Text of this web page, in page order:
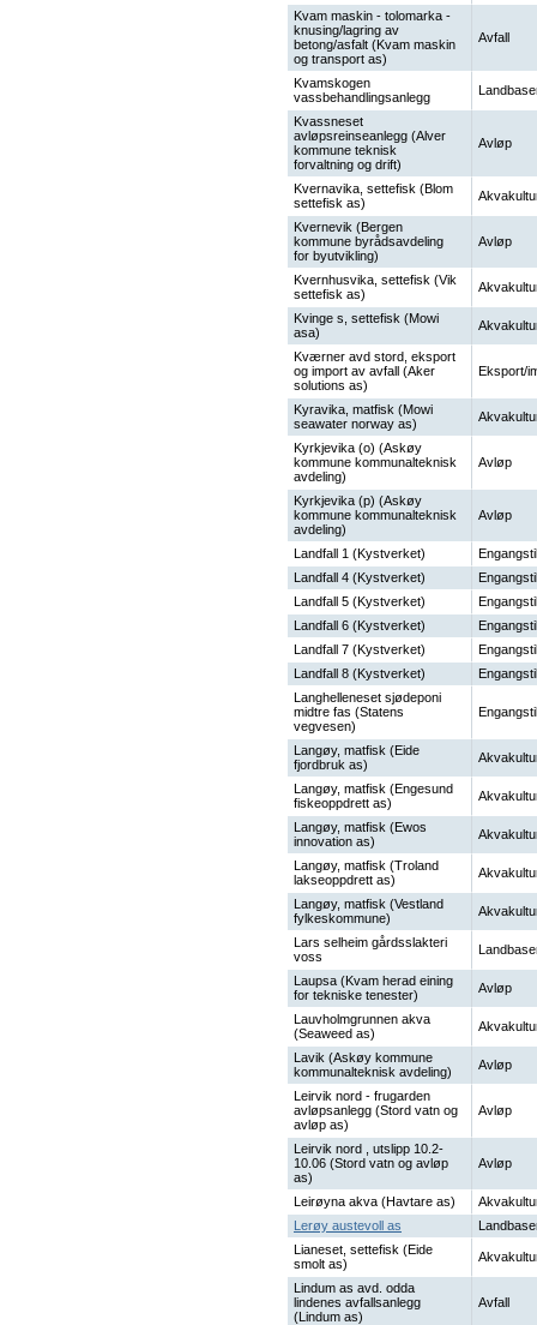
Kvam maskin - tolomarka -
knusing/lagring av
betong/asfalt (Kvam maskin
og transport as)
Avfall
Kvamskogen
vassbehandlingsanlegg
Kvassneset
avløpsreinseanlegg (Alver
kommune teknisk
forvaltning og drift)
Avløp
Kvernavika, settefisk (Blom
settefisk as)
Kvernevik (Bergen
kommune byrådsavdeling
for byutvikling)
Avløp
Kvernhusvika, settefisk (Vik
settefisk as)
Kvinge s, settefisk (Mowi
asa)
Kværner avd stord, eksport
og import av avfall (Aker
solutions as)
Eksport/
Kyravika, matfisk (Mowi
seawater norway as)
Kyrkjevika (o) (Askøy
kommune kommunalteknisk
avdeling)
Avløp
Kyrkjevika (p) (Askøy
kommune kommunalteknisk
avdeling)
Avløp
Landfall 1 (Kystverket)
Landfall 4 (Kystverket)
Landfall 5 (Kystverket)
Landfall 6 (Kystverket)
Landfall 7 (Kystverket)
Landfall 8 (Kystverket)
Langhelleneset sjødeponi
midtre fas (Statens
vegvesen)
Langøy, matfisk (Eide
fjordbruk as)
Langøy, matfisk (Engesund
fiskeoppdrett as)
Langøy, matfisk (Ewos
innovation as)
Langøy, matfisk (Troland
lakseoppdrett as)
Langøy, matfisk (Vestland
fylkeskommune)
Lars selheim gårdsslakteri
voss
Laupsa (Kvam herad eining
for tekniske tenester)
Avløp
Lauvholmgrunnen akva
(Seaweed as)
Lavik (Askøy kommune
kommunalteknisk avdeling)
Avløp
Leirvik nord - frugarden
avløpsanlegg (Stord vatn og
avløp as)
Avløp
Leirvik nord , utslipp 10.2-
10.06 (Stord vatn og avløp
as)
Avløp
Leirøyna akva (Havtare as)
Lerøy austevoll as
Lianeset, settefisk (Eide
smolt as)
Lindum as avd. odda
lindenes avfallsanlegg
(Lindum as)
Avfall